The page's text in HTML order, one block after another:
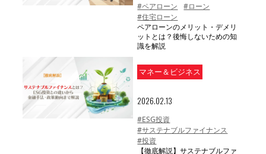
#ペアローン
#ローン
#住宅ローン
ペアローンのメリット・デメリ
ットとは？後悔しないための知
識を解説
マネー＆ビジネス
2026.02.13
#ESG投資
#サステナブルファイナンス
#投資
【徹底解説】サステナブルファ